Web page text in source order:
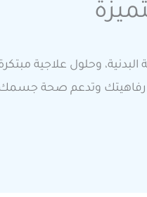
وحلول علاجية
رفاهيتك وتدعم صحة